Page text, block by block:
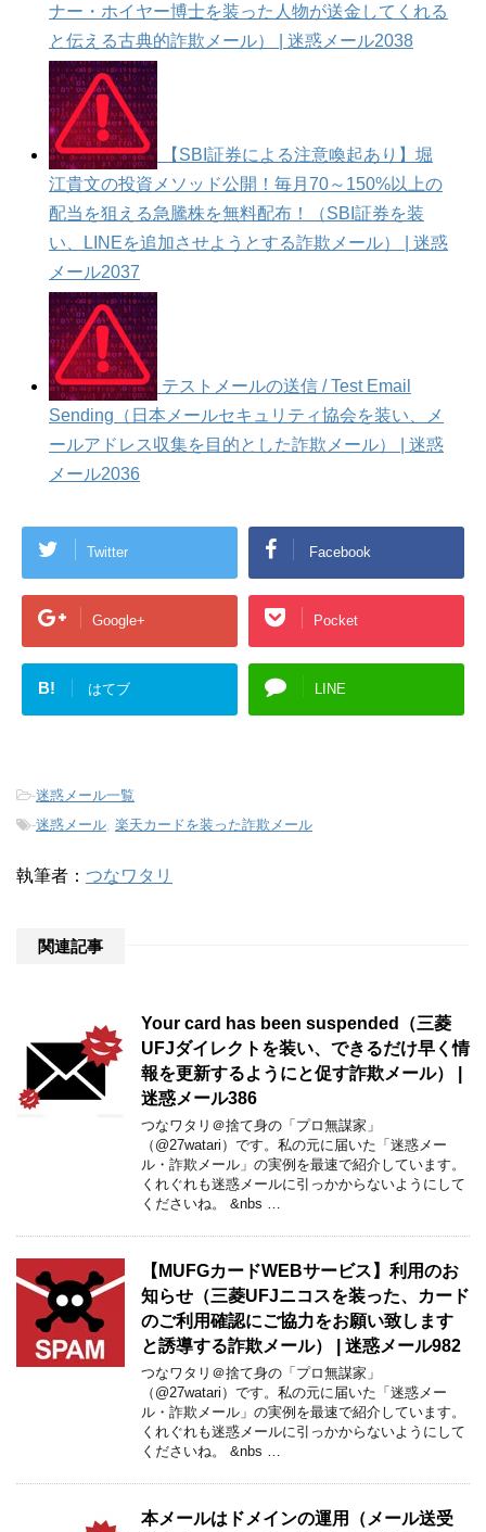
ナー・ホイヤー博士を装った人物が送金してくれる
と伝える古典的詐欺メール） | 迷惑メール2038
【SBI証券による注意喚起あり】堀
江貴文の投資メソッド公開！毎月70～150%以上の
配当を狙える急騰株を無料配布！（SBI証券を装
い、LINEを追加させようとする詐欺メール） | 迷惑
メール2037
テストメールの送信 / Test Email
Sending（日本メールセキュリティ協会を装い、メ
ールアドレス収集を目的とした詐欺メール） | 迷惑
メール2036
Twitter Facebook
Google+ Pocket
B! はてブ LINE
-迷惑メール一覧
-迷惑メール 楽天カードを装った詐欺メール
執筆者： つなワタリ
関連記事
Your card has been suspended（三菱
UFJダイレクトを装い、できるだけ早く情
報を更新するようにと促す詐欺メール） |
迷惑メール386
つなワタリ＠捨て身の「プロ無謀家」
（@27watari）です。私の元に届いた「迷惑メー
ル・詐欺メール」の実例を最速で紹介しています。
くれぐれも迷惑メールに引っかからないようにして
くださいね。 &nbs …
【MUFGカードWEBサービス】利用のお
知らせ（三菱UFJニコスを装った、カード
のご利用確認にご協力をお願い致します
と誘導する詐欺メール） | 迷惑メール982
つなワタリ＠捨て身の「プロ無謀家」
（@27watari）です。私の元に届いた「迷惑メー
ル・詐欺メール」の実例を最速で紹介しています。
くれぐれも迷惑メールに引っかからないようにして
くださいね。 &nbs …
本メールはドメインの運用（メール送受